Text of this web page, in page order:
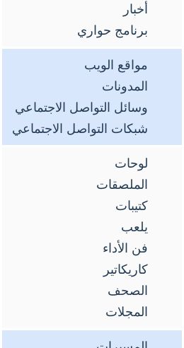
أخبار
برنامج حواري
مواقع الويب
المدونات
وسائل التواصل الاجتماعي
شبكات التواصل الاجتماعي
لوحات
الملصقات
كتيبات
يلعب
فن الأداء
كاريكاتير
الصحف
المجلات